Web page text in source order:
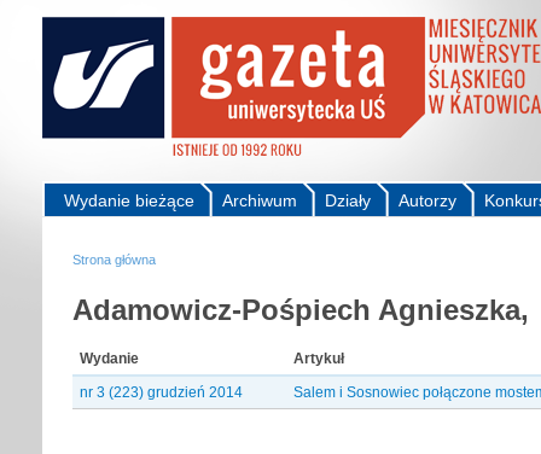
Autorzy
Działy
Archiwum
Wydanie bieżące
Strona główna
Adamowicz-Pośpiech Agnieszka,
Wydanie
Artykuł
nr 3 (223) grudzień 2014
Salem i Sosnowiec połączone